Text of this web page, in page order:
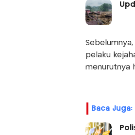
pelaku
menurutnya
Baca Juga: